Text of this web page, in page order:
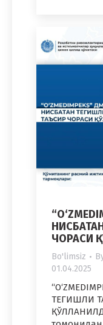
ЧОРАСИ
Bo'limsiz
01.04.2025
ТЕГИШЛИ